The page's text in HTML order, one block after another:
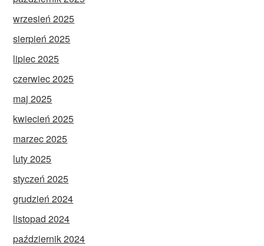
wrzesień 2025
sierpień 2025
lipiec 2025
czerwiec 2025
maj 2025
kwiecień 2025
marzec 2025
luty 2025
styczeń 2025
grudzień 2024
listopad 2024
październik 2024